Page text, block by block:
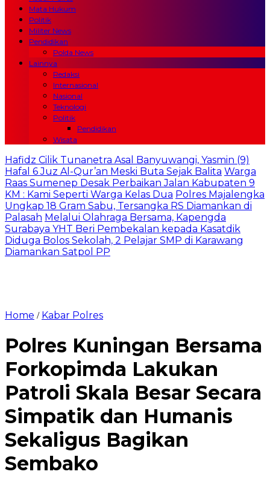
Mata Hukum
Politik
Militer News
Pendidikan
Polda News
Lainnya
Redaksi
Internasional
Nasional
Teknologi
Politik
Pendidikan
Wisata
Hafidz Cilik Tunanetra Asal Banyuwangi, Yasmin (9)
Hafal 6 Juz Al-Qur’an Meski Buta Sejak Balita Warga
Raas Sumenep Desak Perbaikan Jalan Kabupaten 9
KM : Kami Seperti Warga Kelas Dua Polres Majalengka
Ungkap 18 Gram Sabu, Tersangka RS Diamankan di
Palasah Melalui Olahraga Bersama, Kapengda
Surabaya YHT Beri Pembekalan kepada Kasatdik
Diduga Bolos Sekolah, 2 Pelajar SMP di Karawang
Diamankan Satpol PP
Home / Kabar Polres
Polres Kuningan Bersama
Forkopimda Lakukan
Patroli Skala Besar Secara
Simpatik dan Humanis
Sekaligus Bagikan
Sembako